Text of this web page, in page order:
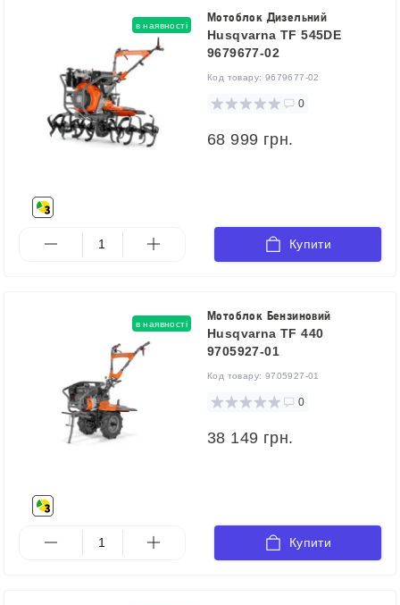
в наявності
Мотоблок Дизельний
Husqvarna TF 545DE
9679677-02
Код товару: 9679677-02
0
68 999 грн.
Купити
в наявності
Мотоблок Бензиновий
Husqvarna TF 440
9705927-01
Код товару: 9705927-01
0
38 149 грн.
Купити